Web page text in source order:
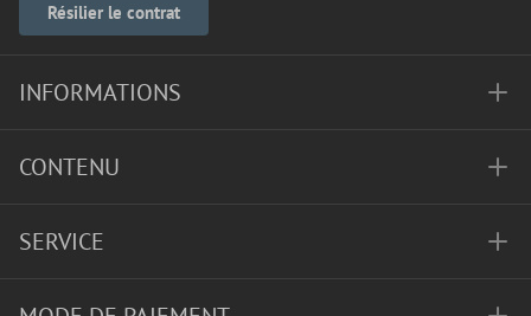
Résilier le contrat
INFORMATIONS
CONTENU
SERVICE